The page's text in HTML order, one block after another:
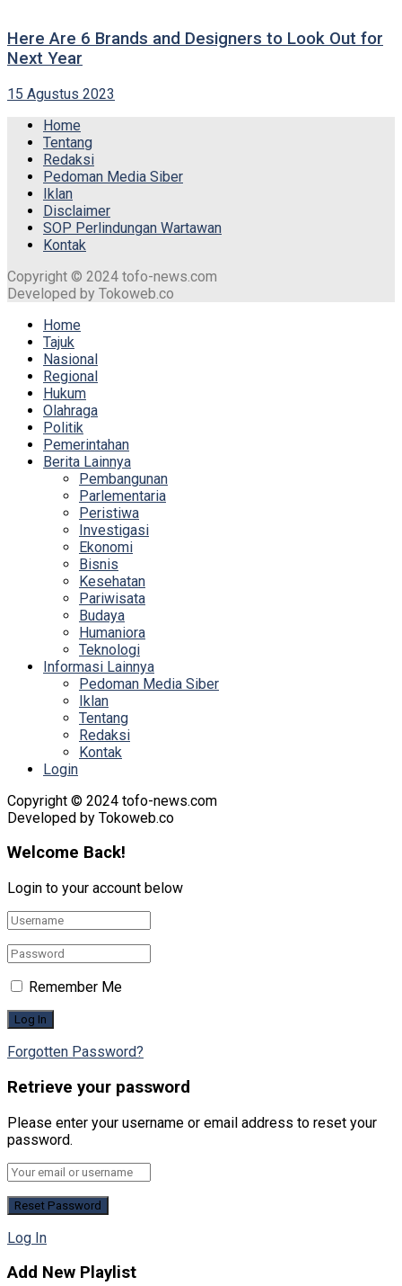
Here Are 6 Brands and Designers to Look Out for
Next Year
15 Agustus 2023
Home
Tentang
Redaksi
Pedoman Media Siber
Iklan
Disclaimer
SOP Perlindungan Wartawan
Kontak
Copyright © 2024 tofo-news.com
Developed by Tokoweb.co
Home
Tajuk
Nasional
Regional
Hukum
Olahraga
Politik
Pemerintahan
Berita Lainnya
Pembangunan
Parlementaria
Peristiwa
Investigasi
Ekonomi
Bisnis
Kesehatan
Pariwisata
Budaya
Humaniora
Teknologi
Informasi Lainnya
Pedoman Media Siber
Iklan
Tentang
Redaksi
Kontak
Login
Copyright © 2024 tofo-news.com
Developed by Tokoweb.co
Welcome Back!
Login to your account below
Remember Me
Forgotten Password?
Retrieve your password
Please enter your username or email address to reset your
password.
Log In
Add New Playlist